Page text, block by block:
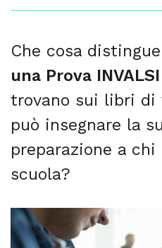
Che cosa
una Prova INVALSI
trovano sui libri di
può insegnare la
preparazione a chi
scuola?